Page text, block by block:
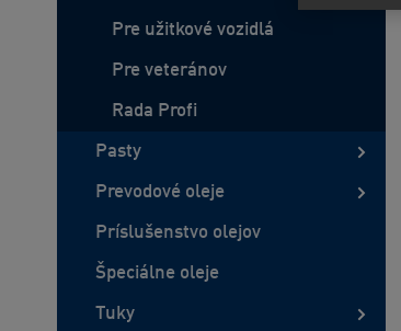
Pre užitkové vozidlá
Pre veteránov
Rada Profi
Pasty
Prevodové oleje
Príslušenstvo olejov
Špeciálne oleje
Tuky